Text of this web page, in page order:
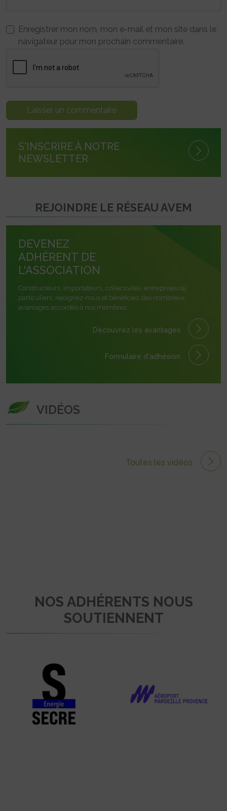
Enregistrer mon nom, mon e-mail et mon site dans le
navigateur pour mon prochain commentaire.
S'INSCRIRE À NOTRE
NEWSLETTER
REJOINDRE LE RÉSEAU AVEM
DEVENEZ
ADHÉRENT DE
L'ASSOCIATION
Constructeurs, importateurs, collectivités, entreprises ou
particuliers, rejoignez-nous et bénéficiez des nombreux
avantages accordés à nos membres.
Découvrez les avantages
Formulaire d'adhésion
VIDÉOS
Toutes les vidéos
NOS ADHÉRENTS NOUS
SOUTIENNENT